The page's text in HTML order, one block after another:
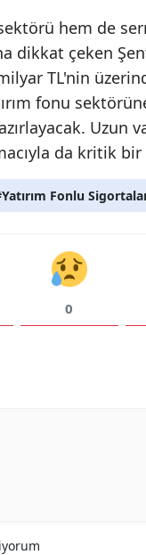
hem de
dikkat çeken
TL'nin
fonu
Uzun
da kritik bir
Fonlu
0